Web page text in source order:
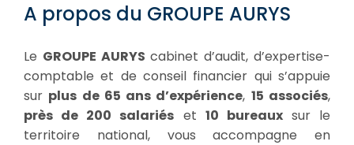
A propos du GROUPE AURYS
Le GROUPE AURYS cabinet d’audit, d’expertise-
comptable et de conseil financier qui s’appuie
sur plus de 65 ans d’expérience, 15 associés,
près de 200 salariés et 10 bureauxsur le
territoire national, vous accompagne en